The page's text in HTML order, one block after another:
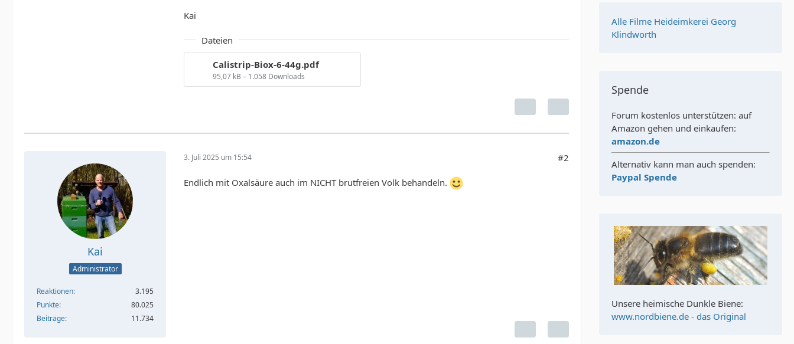
Kai
Dateien
Calistrip-Biox-6-44g.pdf
95,07 kB – 1.058 Downloads
Kai
Administrator
Reaktionen
3.195
Punkte
80.025
Beiträge
11.734
3. Juli 2025 um 15:54 #2
Endlich mit Oxalsäure auch im NICHT brutfreien Volk behandeln.
Alle Filme Heideimkerei Georg
Klindworth
Spende
Forum kostenlos unterstützen: auf
Amazon gehen und einkaufen:
amazon.de
Alternativ kann man auch spenden:
Paypal Spende
Unsere heimische Dunkle Biene:
www.nordbiene.de - das Original